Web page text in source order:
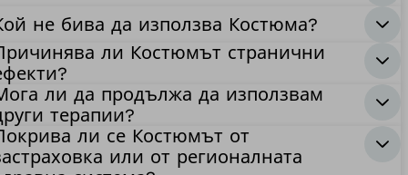
не бива да използва Костюма?
ли Костюмът странични
ли да продължа да използвам
терапии?
ли се Костюмът от
или от регионалната